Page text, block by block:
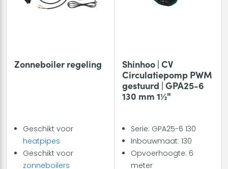
Zonneboiler regeling
Geschikt voor
heatpipes
Geschikt voor
zonneboilers
Shinhoo | CV
Circulatiepomp PWM
gestuurd | GPA25-6
130 mm 1½"
Serie: GPA25-6 130
Inbouwmaat: 130
Opvoerhoogte: 6
meter